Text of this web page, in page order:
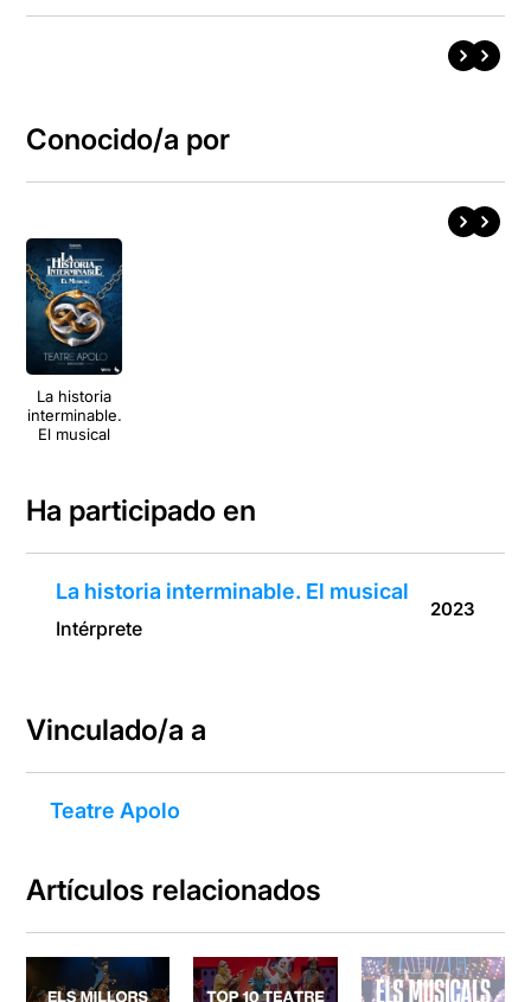
Conocido/a por
La historia
interminable.
El musical
Ha participado en
La historia interminable. El musical
Intérprete
2023
Vinculado/a a
Teatre Apolo
Artículos relacionados